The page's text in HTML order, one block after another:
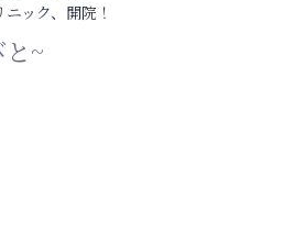
ック、開院！
~